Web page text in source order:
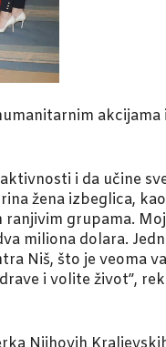
i da učine
žena izbeglica,
grupama.
miliona dolara.
Niš, što je veoma
i volite život”,